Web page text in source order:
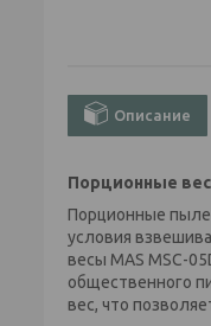
Описание
Порционные
Порционные
условия
весы MAS MSC-
общественного
вес, что